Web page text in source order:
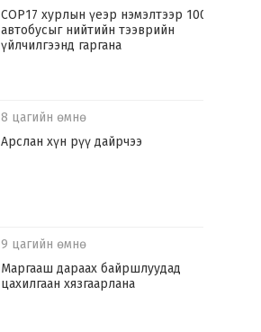
COP17 хурлын үеэр нэмэлтээр 100
автобусыг нийтийн тээврийн
үйлчилгээнд гаргана
8 цагийн өмнө
Арслан хүн рүү дайрчээ
9 цагийн өмнө
Маргааш дараах байршлуудад
цахилгаан хязгаарлана